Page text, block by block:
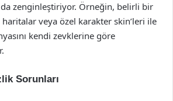
zenginleştiriyor. Örneğin, belirli bir
veya özel karakter skin’leri ile
kendi zevklerine göre
Sorunları